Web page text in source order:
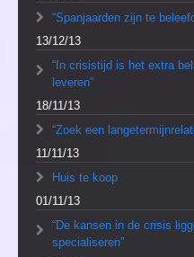
“Spanjaarden zijn te
13/12/13
“In crisistijd is het extra
leveren”
18/11/13
“Zoek een
11/11/13
Huis te koop
01/11/13
“De kansen in de crisis
specialiseren”